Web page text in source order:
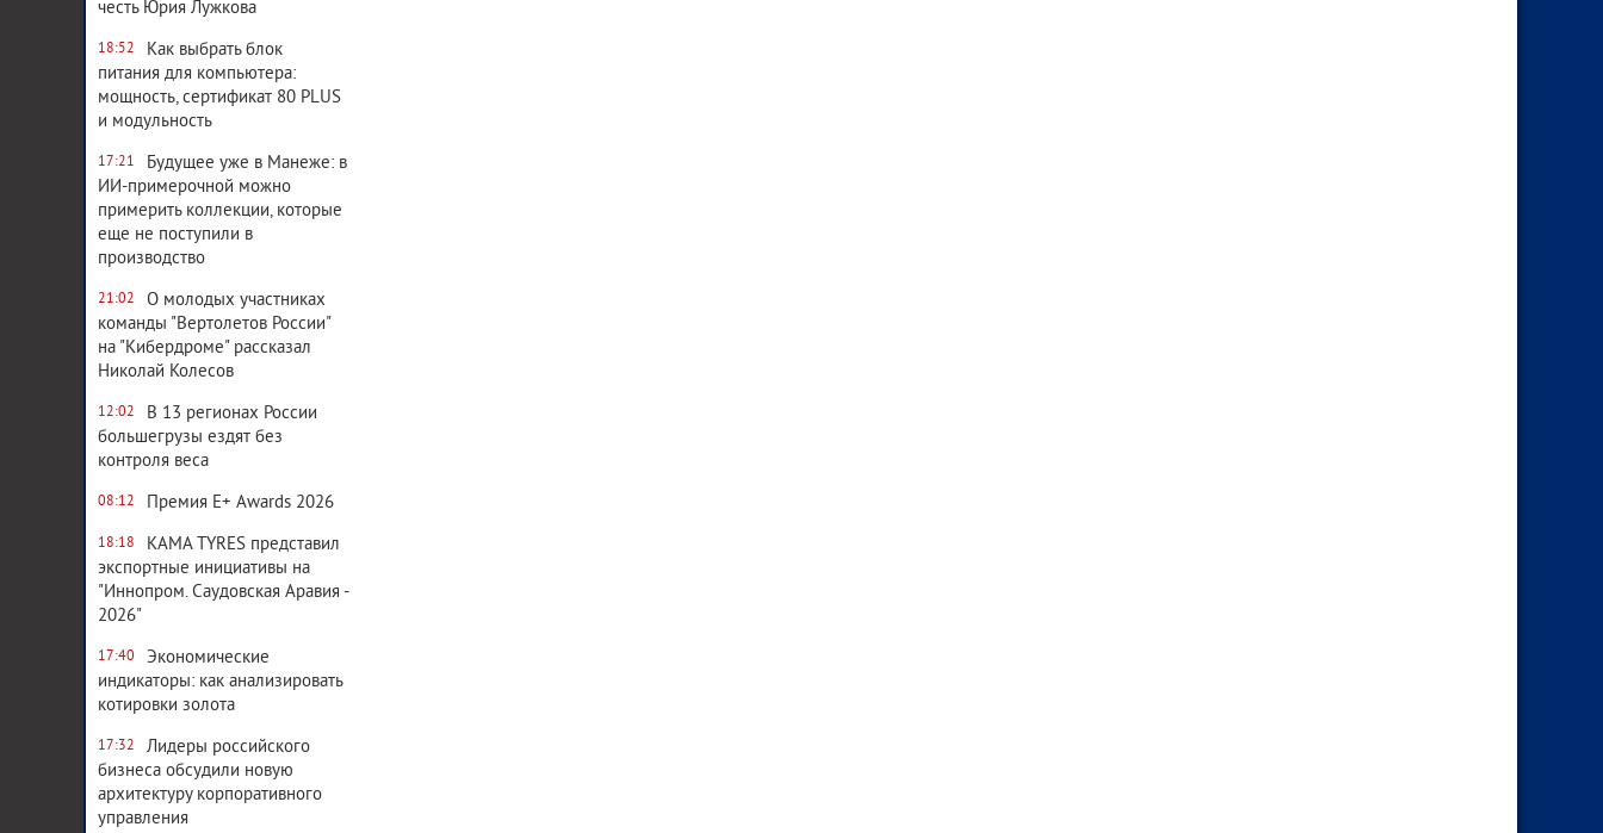
честь Юрия Лужкова
18:52
Как выбрать блок
питания для компьютера:
мощность, сертификат 80 PLUS
и модульность
17:21
Будущее уже в Манеже: в
ИИ-примерочной можно
примерить коллекции, которые
еще не поступили в
производство
21:02
О молодых участниках
команды "Вертолетов России"
на "Кибердроме" рассказал
Николай Колесов
12:02
В 13 регионах России
большегрузы ездят без
контроля веса
08:12 Премия E+ Awards 2026
18:18
KAMA TYRES представил
экспортные инициативы на
"Иннопром. Саудовская Аравия -
2026"
17:40
Экономические
индикаторы: как анализировать
котировки золота
17:32
Лидеры российского
бизнеса обсудили новую
архитектуру корпоративного
управления